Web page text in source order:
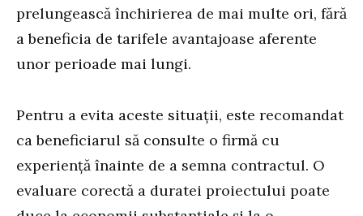
prelungească închirierea de mai multe ori, fără
a beneficia de tarifele avantajoase aferente
unor perioade mai lungi.
Pentru a evita aceste situații, este recomandat
ca beneficiarul să consulte o firmă cu
experiență înainte de a semna contractul. O
evaluare corectă a duratei proiectului poate